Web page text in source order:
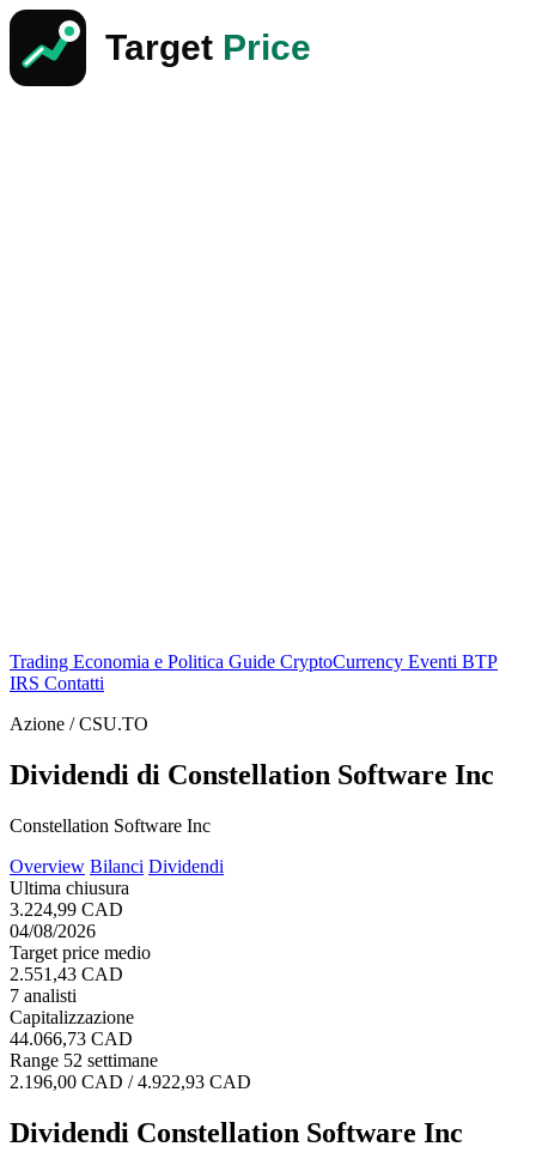
Trading Economia e Politica Guide CryptoCurrency Eventi BTP
IRS Contatti
Azione / CSU.TO
Dividendi di Constellation Software Inc
Constellation Software Inc
Overview Bilanci Dividendi
Ultima chiusura
3.224,99 CAD
04/08/2026
Target price medio
2.551,43 CAD
7 analisti
Capitalizzazione
44.066,73 CAD
Range 52 settimane
2.196,00 CAD / 4.922,93 CAD
Dividendi Constellation Software Inc